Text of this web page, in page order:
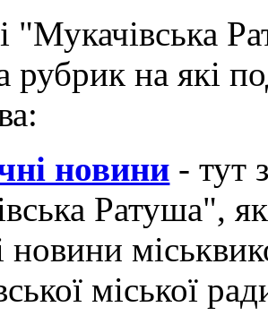
"Мукачівська
рубрик на які
новини - тут
Ратуша",
новини
міської